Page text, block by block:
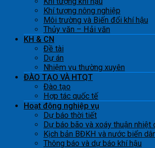
Khí tượng nông nghiệp
Môi trường và Biến đổi khí hậu
Thủy văn – Hải văn
KH & CN
Đề tài
Dự án
Nhiệm vụ thường xuyên
ĐÀO TẠO VÀ HTQT
Đào tạo
Hợp tác quốc tế
Hoạt động nghiệp vụ
Dự báo thời tiết
Dự báo bão và xoáy thuận nhiệt
Kịch bản BĐKH và nước biển
Thông báo và dự báo khí hậu